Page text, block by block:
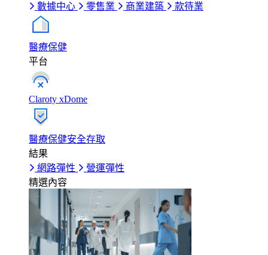
數據中心
零售業 商業建築 款待業
醫療保健
平台
Claroty xDome
醫療保健安全存取
結果
網路彈性
營運彈性
精選內容